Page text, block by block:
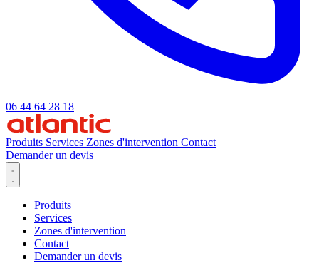
06 44 64 28 18
Produits Services Zones d'intervention Contact
Demander un devis
Produits
Services
Zones d'intervention
Contact
Demander un devis